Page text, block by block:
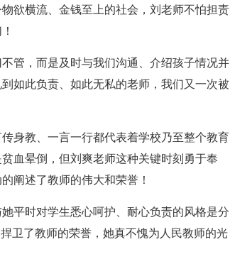
欲横流、金钱至上的社会，刘老师不怕担责
管，而是及时与我们沟通、介绍孩子情况并
如此负责、如此无私的老师，我们又一次被
身教、一言一行都代表着学校乃至整个教育
血晕倒，但刘爽老师这种关键时刻勇于奉
阐述了教师的伟大和荣誉！
平时对学生悉心呵护、耐心负责的风格是分
卫了教师的荣誉，她真不愧为人民教师的光